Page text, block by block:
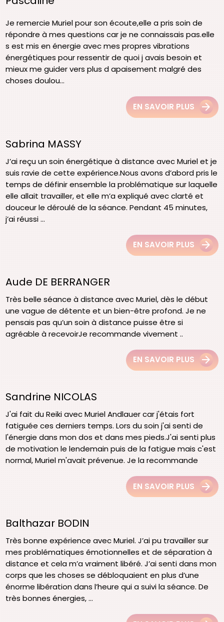
Je remercie Muriel pour son écoute,elle a pris soin de
répondre à mes questions car je ne connaissais pas.elle
s est mis en énergie avec mes propres vibrations
énergétiques pour ressentir de quoi j avais besoin et
mieux me guider vers plus d apaisement malgré des
choses doulou...
EN SAVOIR PLUS
Sabrina MASSY
J’ai reçu un soin énergétique à distance avec Muriel et je
suis ravie de cette expérience.Nous avons d’abord pris le
temps de définir ensemble la problématique sur laquelle
elle allait travailler, et elle m’a expliqué avec clarté et
douceur le déroulé de la séance. Pendant 45 minutes,
j’ai réussi ...
EN SAVOIR PLUS
Aude DE BERRANGER
Très belle séance à distance avec Muriel, dès le début
une vague de détente et un bien-être profond. Je ne
pensais pas qu’un soin à distance puisse être si
agréable à recevoirJe recommande vivement ..
EN SAVOIR PLUS
Sandrine NICOLAS
J'ai fait du Reiki avec Muriel Andlauer car j'étais fort
fatiguée ces derniers temps. Lors du soin j'ai senti de
l'énergie dans mon dos et dans mes pieds.J'ai senti plus
de motivation le lendemain puis de la fatigue mais c'est
normal, Muriel m'avait prévenue. Je la recommande
EN SAVOIR PLUS
Balthazar BODIN
Très bonne expérience avec Muriel. J’ai pu travailler sur
mes problématiques émotionnelles et de séparation à
distance et cela m’a vraiment libéré. J’ai senti dans mon
corps que les choses se débloquaient en plus d’une
énorme libération dans l’heure qui a suivi la séance. De
très bonnes énergies, ...